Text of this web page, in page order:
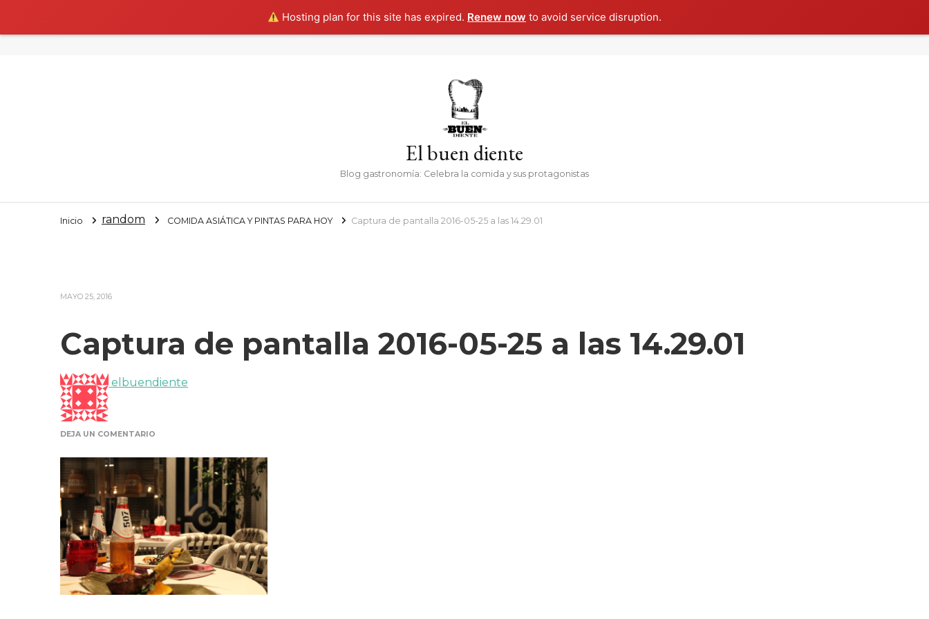
Hosting plan for this site has expired. Renew now to avoid service disruption.
El buen diente
Blog gastronomía: Celebra la comida y sus protagonistas
Inicio random COMIDA ASIÁTICA Y PINTAS PARA HOY Captura de pantalla 2016-05-25 a las 14.29.01
MAYO 25, 2016
Captura de pantalla 2016-05-25 a las 14.29.01
elbuendiente
DEJA UN COMENTARIO
DE
PANTALLA
05-
25
A
LAS
14.29.01